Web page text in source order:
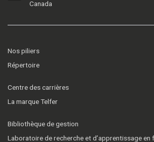
Canada
Nos piliers
Répertoire
Centre des carrières
La marque Telfer
Bibliothèque de gestion
Laboratoire de recherche et d’apprentissage en